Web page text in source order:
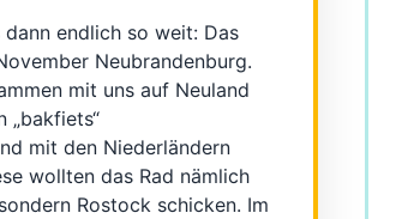
endlich so weit: Das
Neubrandenburg.
mit uns auf Neuland
„bakfiets“
mit den Niederländern
wollten das Rad nämlich
Rostock schicken. Im